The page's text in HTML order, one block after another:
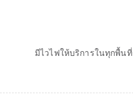
มีไวไฟให้บริการในทุกพื้นที่